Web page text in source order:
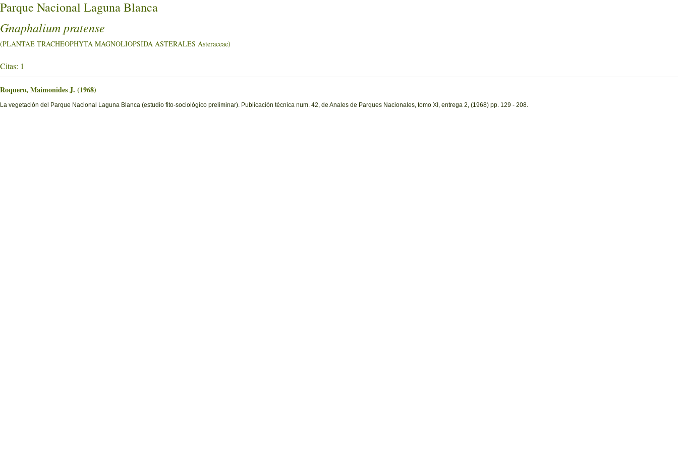
Parque Nacional Laguna Blanca
Gnaphalium pratense
(PLANTAE TRACHEOPHYTA MAGNOLIOPSIDA ASTERALES Asteraceae)
Citas: 1
Roquero, Maimonides J. (1968)
La vegetación del Parque Nacional Laguna Blanca (estudio fito-sociológico preliminar). Publicación técnica num. 42, de Anales de Parques Nacionales, tomo XI, entrega 2, (1968) pp. 129 - 208.